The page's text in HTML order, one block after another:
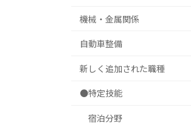
機械・金属関係
自動車整備
新しく追加された職種
●特定技能
宿泊分野